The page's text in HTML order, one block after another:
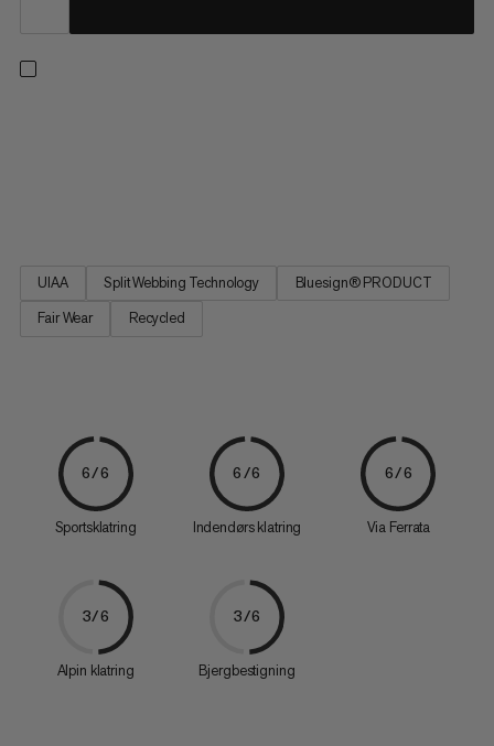
UIAA Split Webbing Technology
Bluesign® PRODUCT
Fair Wear
Recycled
6/6
Sportsklatring
6/6
Indendørs klatring
6/6
Via Ferrata
3/6
Alpin klatring
3/6
Bjergbestigning